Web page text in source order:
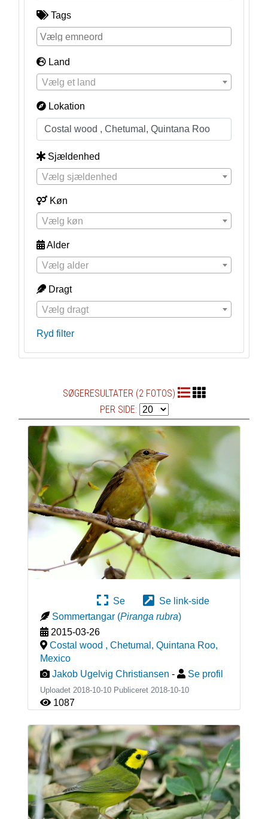
Tags
Land
Vælg et land
Lokation
Sjældenhed
Vælg sjældenhed
Køn
Vælg køn
Alder
Vælg alder
Dragt
Vælg dragt
Ryd filter
SØGERESULTATER (2 FOTOS)
PER SIDE:
Se
Se link-side
Sommertangar (Piranga rubra)
2015-03-26
Costal wood , Chetumal, Quintana Roo,
Mexico
Jakob Ugelvig Christiansen - Se profil
Uploadet 2018-10-10 Publiceret 2018-10-10
1087